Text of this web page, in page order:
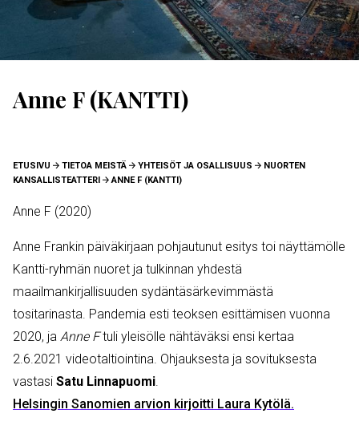
Anne F (KANTTI)
MURUPOLKU
ETUSIVU TIETOA MEISTÄ YHTEISÖT JA OSALLISUUS
NUORTEN
KANSALLISTEATTERI
ANNE F (KANTTI)
Anne F (2020)
Anne Frankin päiväkirjaan pohjautunut esitys toi näyttämölle
Kantti-ryhmän nuoret ja tulkinnan yhdestä
maailmankirjallisuuden sydäntäsärkevimmästä
tositarinasta. Pandemia esti teoksen esittämisen vuonna
2020, ja Anne Ftuli yleisölle nähtäväksi ensi kertaa
2.6.2021 videotaltiointina. Ohjauksesta ja sovituksesta
vastasi Satu Linnapuomi.
Helsingin Sanomien arvion kirjoitti Laura Kytölä.